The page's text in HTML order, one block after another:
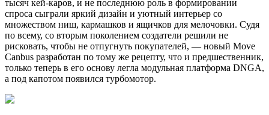
тысяч кей-каров, и не последнюю роль в формировании
спроса сыграли яркий дизайн и уютный интерьер со
множеством ниш, кармашков и ящичков для мелочовки. Судя
по всему, со вторым поколением создатели решили не
рисковать, чтобы не отпугнуть покупателей, — новый Move
Canbus разработан по тому же рецепту, что и предшественник,
только теперь в его основу легла модульная платформа DNGA,
а под капотом появился турбомотор.